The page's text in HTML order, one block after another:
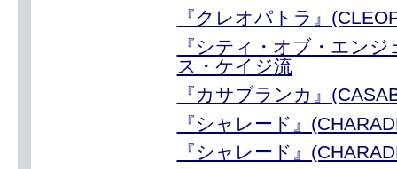
『クレオパトラ』
『シティ・オブ・エン
ス・ケイジ流
『カサブランカ』
『シャレード』
『シャレード』